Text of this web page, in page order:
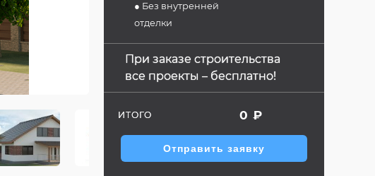
● Без внутренней
отделки
При заказе строительства
все проекты – бесплатно!
ИТОГО 0 ₽
Отправить заявку